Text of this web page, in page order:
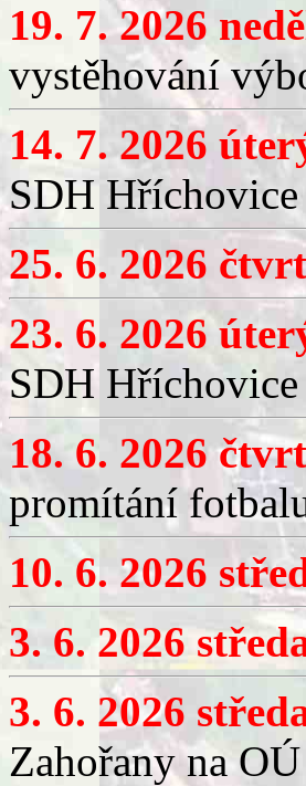
19. 7. 2026
vystěhování
14. 7. 2026
SDH Hříchovice
25. 6. 2026
23. 6. 2026
SDH Hříchovice
18. 6. 2026
promítání
10. 6. 2026
3. 6. 2026
3. 6. 2026
Zahořany na